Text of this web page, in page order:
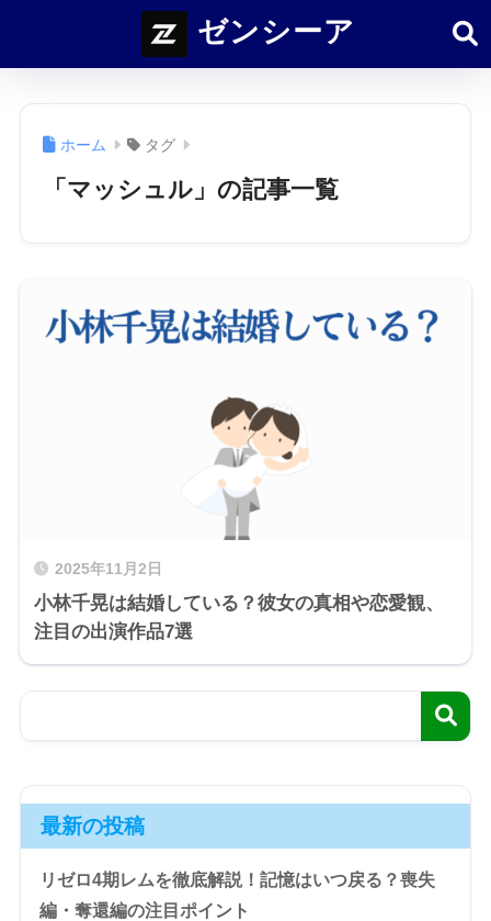
ゼンシーア
ホーム タグ
「マッシュル」の記事一覧
2025年11月2日
小林千晃は結婚している？彼女の真相や恋愛観、
注目の出演作品7選
最新の投稿
リゼロ4期レムを徹底解説！記憶はいつ戻る？喪失
編・奪還編の注目ポイント